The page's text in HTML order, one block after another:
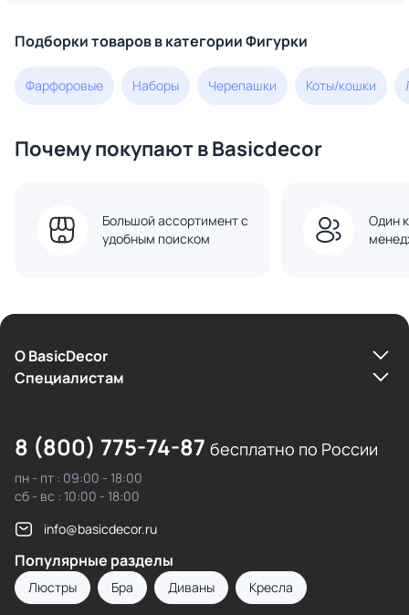
Подборки товаров в категории Фигурки
Фарфоровые Наборы Черепашки Коты/кошки
Почему покупают в Basicdecor
Большой ассортимент с
удобным поиском
Один
О BasicDecor
Cпециалистам
8 (800) 775-74-87 бесплатно по России
пн - пт : 09:00 - 18:00
сб - вс : 10:00 - 18:00
info@basicdecor.ru
Популярные разделы
Люстры Бра Диваны Кресла